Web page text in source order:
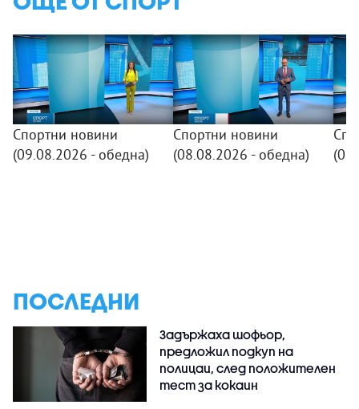
Спортни новини
(09.08.2026 - обедна)
Спортни новини
(08.08.2026 - обедна)
ПОСЛЕДНИ
Задържаха шофьор,
предложил подкуп на
полицаи, след положителен
тест за кокаин